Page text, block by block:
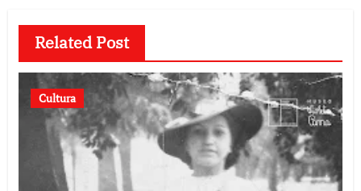
Related Post
Cultura